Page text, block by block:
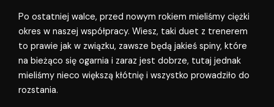
Po ostatniej walce, przed nowym rokiem mieliśmy ciężki
okres w naszej współpracy. Wiesz, taki duet z trenerem
to prawie jak w związku, zawsze będą jakieś spiny, które
na bieżąco się ogarnia i zaraz jest dobrze, tutaj jednak
mieliśmy nieco większą kłótnię i wszystko prowadziło do
rozstania.